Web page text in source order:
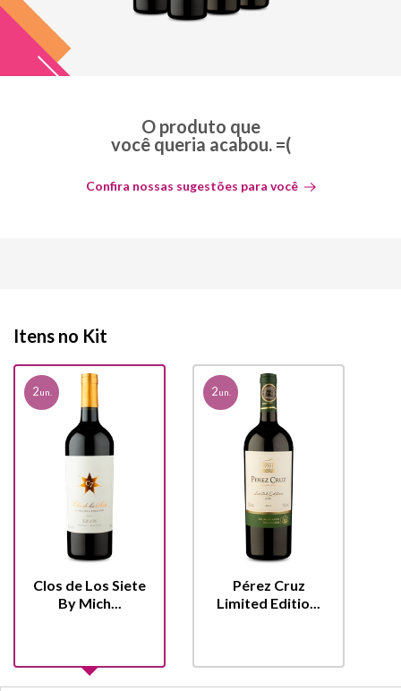
O produto que
você queria acabou. =(
Confira nossas sugestões para você
Itens no Kit
2un.
Clos de Los Siete
By Mich...
2un.
Pérez Cruz
Limited Editio...